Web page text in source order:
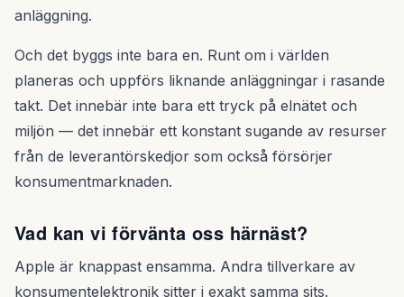
anläggning.
Och det byggs inte bara en. Runt om i världen
planeras och uppförs liknande anläggningar i rasande
takt. Det innebär inte bara ett tryck på elnätet och
miljön — det innebär ett konstant sugande av resurser
från de leverantörskedjor som också försörjer
konsumentmarknaden.
Vad kan vi förvänta oss härnäst?
Apple är knappast ensamma. Andra tillverkare av
konsumentelektronik sitter i exakt samma sits.